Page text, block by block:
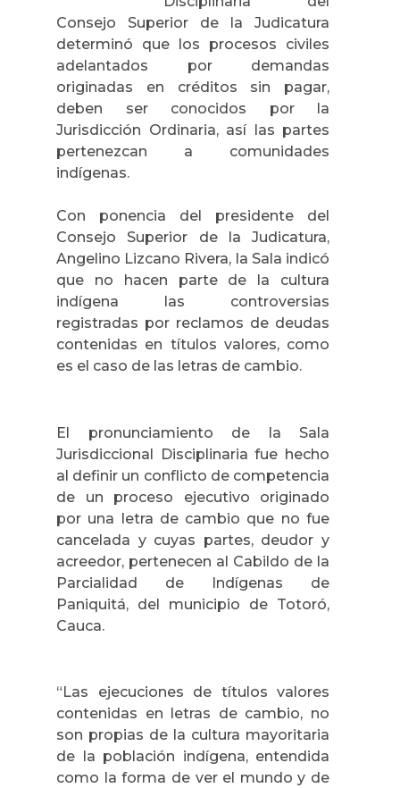
Consejo Superior de la Judicatura
determinó que los procesos civiles
adelantados por demandas
originadas en créditos sin pagar,
deben ser conocidos por la
Jurisdicción Ordinaria, así las partes
pertenezcan a comunidades
indígenas.
Con ponencia del presidente del
Consejo Superior de la Judicatura,
Angelino Lizcano Rivera, la Sala indicó
que no hacen parte de la cultura
indígena las controversias
registradas por reclamos de deudas
contenidas en títulos valores, como
es el caso de las letras de cambio.
El pronunciamiento de la Sala
Jurisdiccional Disciplinaria fue hecho
al definir un conflicto de competencia
de un proceso ejecutivo originado
por una letra de cambio que no fue
cancelada y cuyas partes, deudor y
acreedor, pertenecen al Cabildo de la
Parcialidad de Indígenas de
Paniquitá, del municipio de Totoró,
Cauca.
“Las ejecuciones de títulos valores
contenidas en letras de cambio, no
son propias de la cultura mayoritaria
de la población indígena, entendida
como la forma de ver el mundo y de